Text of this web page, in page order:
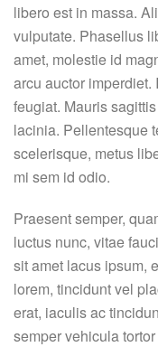
libero est in massa.
vulputate. Phasellus
amet, molestie id
arcu auctor imperdiet.
feugiat. Mauris
lacinia. Pellentesque
scelerisque, metus
mi sem id odio.
Praesent semper,
luctus nunc, vitae
sit amet lacus ipsum,
lorem, tincidunt vel
erat, iaculis ac
semper vehicula